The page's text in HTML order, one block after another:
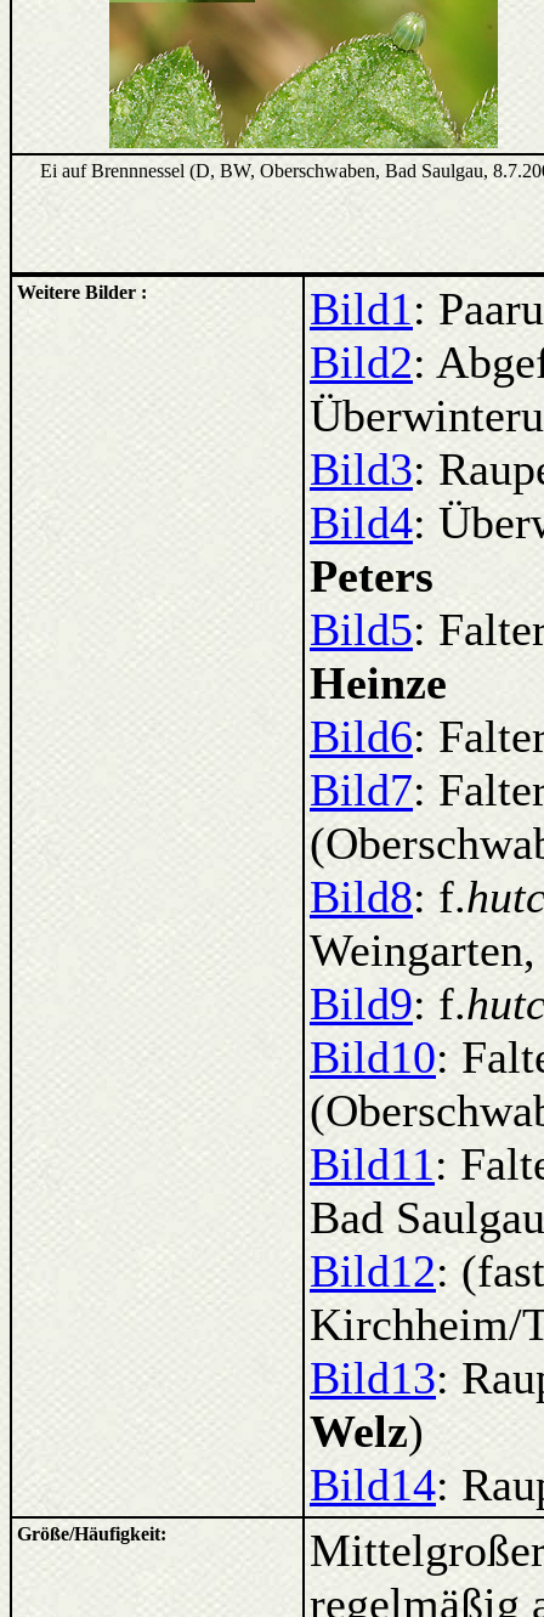
Ei auf Brennnessel (D, BW, Oberschwaben, Bad Saulgau,
Weitere Bilder : Bild1:
Bild2:
Bild3:
Bild4:
Peters
Bild5:
Heinze
Bild6:
Bild7:
Bild8: f.
Bild9: f.
Bild10:
Bild11:
Bad
Bild12:
Kirchheim/
Bild13:
Welz)
Bild14:
Größe/Häufigkeit:
regelmäßig